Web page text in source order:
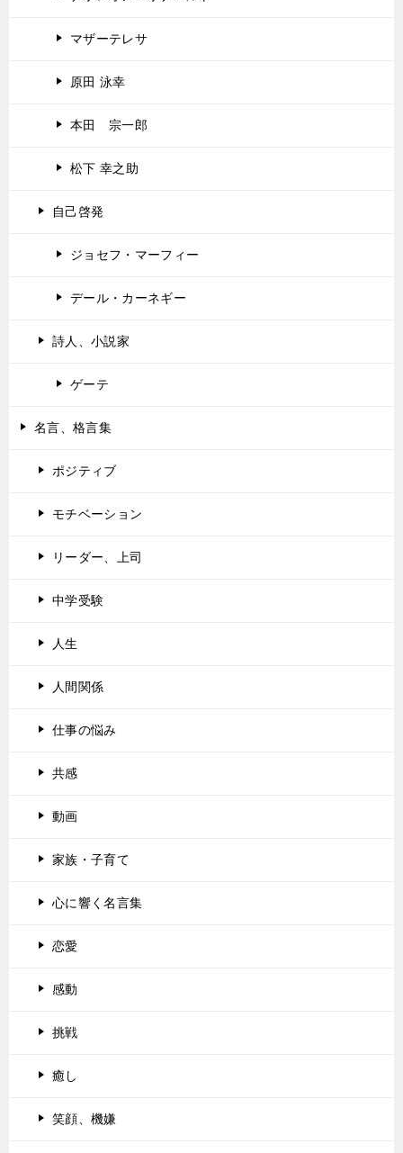
マザーテレサ
原田 泳幸
本田 宗一郎
松下 幸之助
自己啓発
ジョセフ・マーフィー
デール・カーネギー
詩人、小説家
ゲーテ
名言、格言集
ポジティブ
モチベーション
リーダー、上司
中学受験
人生
人間関係
仕事の悩み
共感
動画
家族・子育て
心に響く名言集
恋愛
感動
挑戦
癒し
笑顔、機嫌